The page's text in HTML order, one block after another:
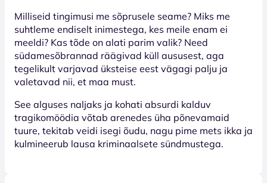
Milliseid tingimusi me sõprusele seame? Miks me
suhtleme endiselt inimestega, kes meile enam ei
meeldi? Kas tõde on alati parim valik? Need
südamesõbrannad räägivad küll aususest, aga
tegelikult varjavad üksteise eest vägagi palju ja
valetavad nii, et maa must.
See alguses naljaks ja kohati absurdi kalduv
tragikomöödia võtab arenedes üha põnevamaid
tuure, tekitab veidi isegi õudu, nagu pime mets ikka ja
kulmineerub lausa kriminaalsete sündmustega.